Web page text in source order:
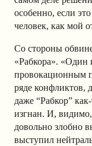
особенно, если
человек, как мой
Со стороны
«Рабкора». «Один
провокационным
ряде конфликтов,
даже “Рабкор”
изгнан. И, видимо,
довольно злобно
выступил